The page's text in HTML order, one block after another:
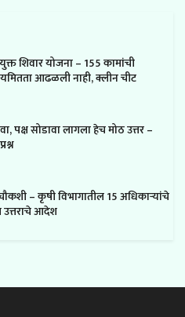
शिवार योजना – 155 कामांची
आढळली नाही, क्लीन चीट
पक्ष सोडावा लागला हेच मोठ उत्तर –
– कृषी विभागातील 15 अधिकाऱ्यांचे
आदेश